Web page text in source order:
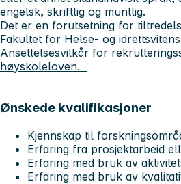
engelsk, skriftlig og muntlig.
Det er en forutsetning for
Fakultet for Helse- og
Ansettelsesvilkår for
høyskoleloven.
Ønskede kvalifikasjoner
Kjennskap til
Erfaring fra prosjektarbeid
Erfaring med bruk av
Erfaring med bruk av